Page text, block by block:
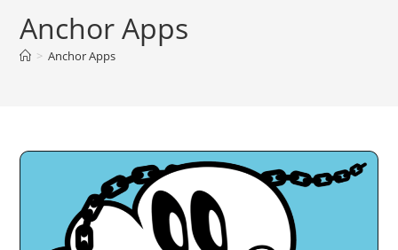
Anchor Apps
> Anchor Apps